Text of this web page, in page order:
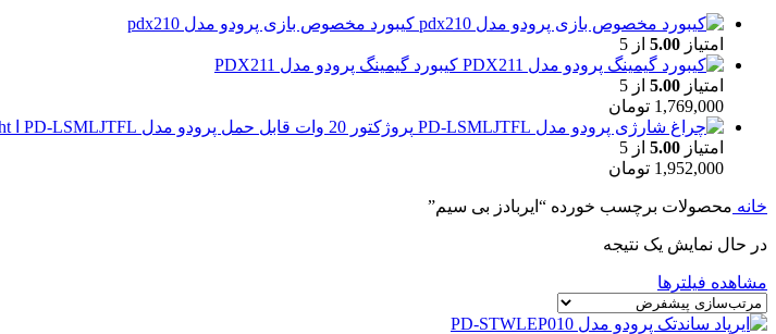
کیبورد مخصوص بازی پرودو مدل pdx210
امتیاز 5.00 از 5
کیبورد گیمینگ پرودو مدل PDX211
امتیاز 5.00 از 5
1,769,000 تومان
پروژکتور 20 وات قابل حمل پرودو مدل PD-LSMLJTFL ا Porodo Foldable Multi-Joint Outdoor Flashlight
امتیاز 5.00 از 5
1,952,000 تومان
خانه محصولات برچسب خورده “ایربادز بی سیم”
در حال نمایش یک نتیجه
مشاهده فیلترها